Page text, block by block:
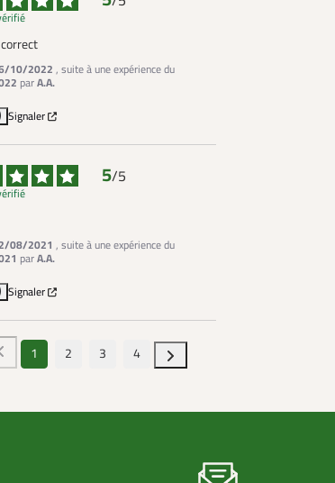
10/2022 , suite à une expérience du
parA.A.
Signaler
5/5
08/2021 , suite à une expérience du
parA.A.
Signaler
1 2 3 4